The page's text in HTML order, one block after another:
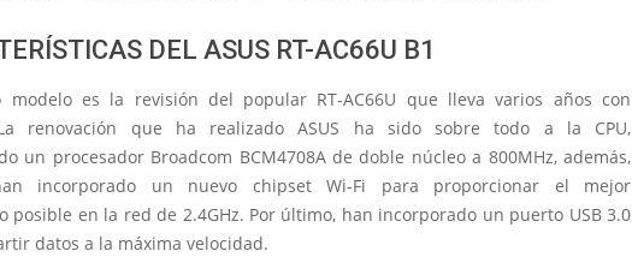
DEL ASUS RT-AC66U B1
modelo es la revisión del popular RT-AC66U que lleva varios años con
renovación que ha realizado ASUS ha sido sobre todo a la CPU,
un procesador Broadcom BCM4708A de doble núcleo a 800MHz, además,
incorporado un nuevo chipset Wi-Fi para proporcionar el mejor
posible en la red de 2.4GHz. Por último, han incorporado un puerto USB 3.0
datos a la máxima velocidad.